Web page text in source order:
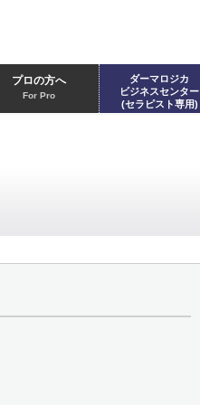
プロの方へ
For Pro
ダーマロジカ
ビジネスセンター
(セラピスト専用)